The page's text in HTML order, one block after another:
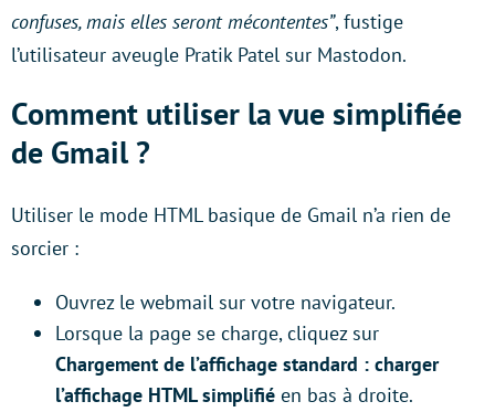
confuses, mais elles seront mécontentes”, fustige
l’utilisateur aveugle Pratik Patel sur Mastodon.
Comment utiliser la vue simplifiée
de Gmail ?
Utiliser le mode HTML basique de Gmail n’a rien de
sorcier :
Ouvrez le webmail sur votre navigateur.
Lorsque la page se charge, cliquez sur
Chargement de l’affichage standard : charger
l’affichage HTML simplifié en bas à droite.